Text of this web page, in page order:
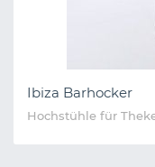
Ibiza Barhocker
Hochstühle für